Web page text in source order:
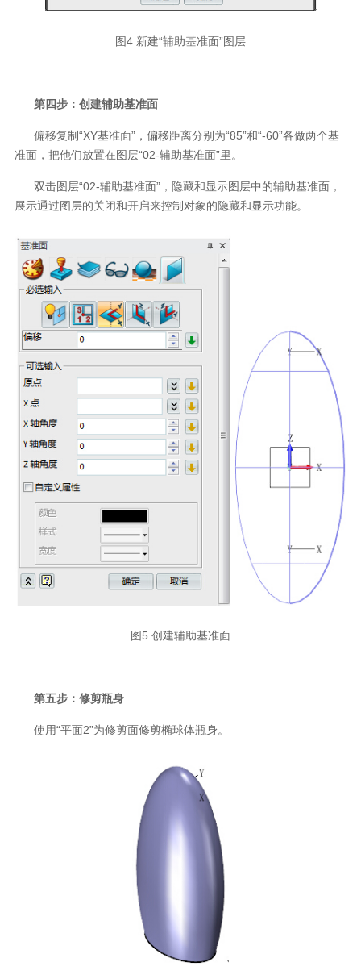
图4 新建“辅助基准面”图层
第四步：创建辅助基准面
偏移复制“XY基准面”，偏移距离分别为“85”和“-60”各做两个基
准面，把他们放置在图层“02-辅助基准面”里。
双击图层“02-辅助基准面”，隐藏和显示图层中的辅助基准面，
展示通过图层的关闭和开启来控制对象的隐藏和显示功能。
图5 创建辅助基准面
第五步：修剪瓶身
使用“平面2”为修剪面修剪椭球体瓶身。